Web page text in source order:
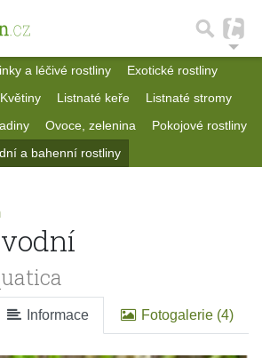
a léčivé rostliny
Exotické rostliny
Květiny Listnaté keře
Listnaté stromy
Ovoce, zelenina
Pokojové rostliny
a bahenní rostliny
Informace Fotogalerie (4)